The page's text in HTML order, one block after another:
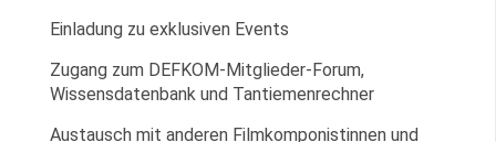
Einladung zu exklusiven Events
Zugang zum DEFKOM-Mitglieder-Forum,
Wissensdatenbank und Tantiemenrechner
Austausch mit anderen Filmkomponistinnen und